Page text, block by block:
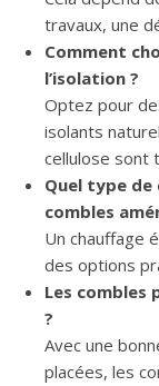
travaux, une
Comment
l’isolation ?
Optez pour
isolants
cellulose sont
Quel type de
combles
Un chauffage
des options
Les combles
?
Avec une
placées, les